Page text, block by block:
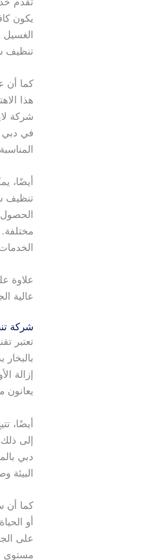
يكون
تنظيف
كما أن
هذا
شركة
في دبي
أيضًا،
تنظيف
علاوة
عالية
شركة
تعتبر
إزالة
يعانون
أيضًا،
إلى
دبي
البيئة
كما أن
أو
على
مستوى